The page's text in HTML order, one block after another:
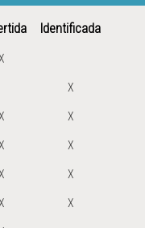
Identificada
X
X
X
X
X